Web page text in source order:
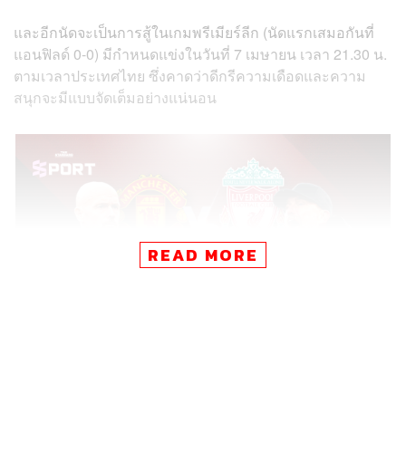
และอีกนัดจะเป็นการสู้ในเกมพรีเมียร์ลีก (นัดแรกเสมอกันที่
แอนฟิลด์ 0-0) มีกำหนดแข่งในวันที่ 7 เมษายน เวลา 21.30 น.
ตามเวลาประเทศไทย ซึ่งคาดว่าดีกรีความเดือดและความ
สนุกจะมีแบบจัดเต็มอย่างแน่นอน
READ MORE